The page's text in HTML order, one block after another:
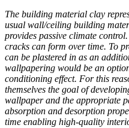
The building material clay
usual wall/ceiling building
provides passive climate
cracks can form over time. To
can be plastered in as an
wallpapering would be an
conditioning effect. For this
themselves the goal of
wallpaper and the appropriate
absorption and desorption
time enabling high-quality